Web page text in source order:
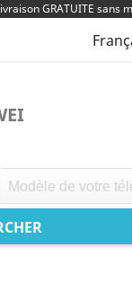
GRATUITE sans